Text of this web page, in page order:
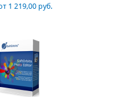
1 219,00 руб.